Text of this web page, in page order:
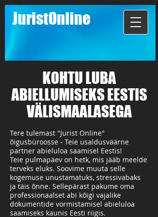
JuristOnline
KOHTU LUBA
ABIELLUMISEKS EESTIS
VÄLISMAALASEGA
Tere tulemast "Jurist Online"
õigusbüroosse - Teie usaldusväärne
partner abieluloa saamisel Eestis!
Teie pulmapäev on hetk, mis jääb meelde
terveks eluks. Soovime muuta selle
kogemuse unustamatuks, stressivabaks
ja täis õnne. Sellepärast pakume oma
professionaalset abi kõigi vajalike
dokumentide vormistamisel abieluloa
saamiseks kaunis Eesti riigis.